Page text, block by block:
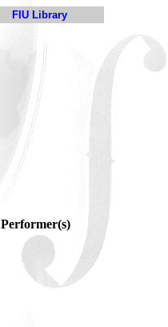
FIU Library
Performer(s)